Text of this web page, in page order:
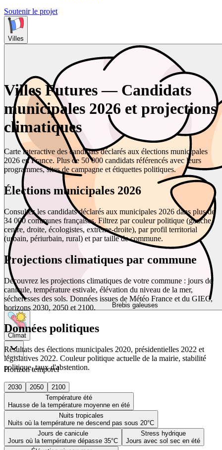
Soutenir le projet
Villes
Brebis galeuses
Climat
Horizon temporel
2030 2050
2100
Température été
Hausse de la température moyenne en été
Nuits tropicales
Nuits où la température ne descend pas sous 20°C
Jours de canicule
Jours où la température dépasse 35°C
Stress hydrique
Jours avec sol sec en été
Villes Futures — Candidats
municipales 2026 et projections
climatiques
Carte interactive des candidats déclarés aux élections municipales
2026 en France. Plus de 50 000 candidats référencés avec leurs
programmes, sites de campagne et étiquettes politiques.
Élections municipales 2026
Consultez les candidats déclarés aux municipales 2026 dans plus de
34 000 communes françaises. Filtrez par couleur politique (gauche,
centre, droite, écologistes, extrême-droite), par profil territorial
(urbain, périurbain, rural) et par taille de commune.
Projections climatiques par commune
Découvrez les projections climatiques de votre commune : jours de
canicule, température estivale, élévation du niveau de la mer,
sécheresses des sols. Données issues de Météo France et du GIEC,
horizons 2030, 2050 et 2100.
Données politiques
Résultats des élections municipales 2020, présidentielles 2022 et
législatives 2022. Couleur politique actuelle de la mairie, stabilité
politique, taux d'abstention.